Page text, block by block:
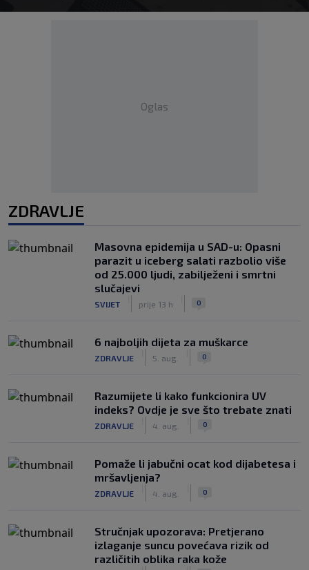
Oglas
ZDRAVLJE
Masovna epidemija u SAD-u: Opasni
parazit u iceberg salati razbolio više
od 25.000 ljudi, zabilježeni i smrtni
slučajevi
SVIJET prije 13 h 0
6 najboljih dijeta za muškarce
ZDRAVLJE 5. aug. 0
Razumijete li kako funkcionira UV
indeks? Ovdje je sve što trebate znati
ZDRAVLJE 4. aug. 0
Pomaže li jabučni ocat kod dijabetesa i
mršavljenja?
ZDRAVLJE 4. aug. 0
Stručnjak upozorava: Pretjerano
izlaganje suncu povećava rizik od
različitih oblika raka kože